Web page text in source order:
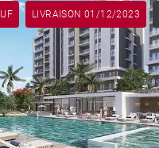
LIVRAISON 01/12/2023